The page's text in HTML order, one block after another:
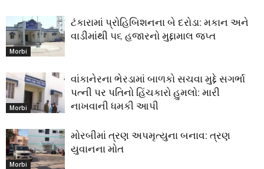
Morbi
ટંકારામાં પ્રોહિબિશનના બે દરોડા: મકાન અને
વાડીમાંથી ૫૬ હજારનો મુદ્દામાલ જપ્ત
Morbi
વાંકાનેરના ભેરડામાં બાળકો સચવા મુદ્દે સગર્ભા
પત્ની પર પતિનો હિંચકારો હુમલો: મારી
નાખવાની ધમકી આપી
Morbi
મોરબીમાં ત્રણ અપમૃત્યુના બનાવ: ત્રણ
યુવાનના મોત